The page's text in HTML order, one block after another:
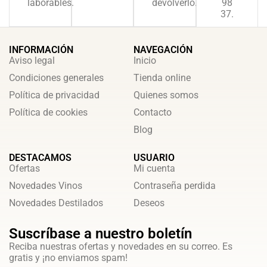
laborables. devolverlo.
98
37.
INFORMACIÓN
Aviso legal
Condiciones generales
Política de privacidad
Política de cookies
NAVEGACIÓN
Inicio
Tienda online
Quienes somos
Contacto
Blog
DESTACAMOS
Ofertas
Novedades Vinos
Novedades Destilados
USUARIO
Mi cuenta
Contraseña perdida
Deseos
Suscríbase a nuestro boletín
Reciba nuestras ofertas y novedades en su correo. Es
gratis y ¡no enviamos spam!